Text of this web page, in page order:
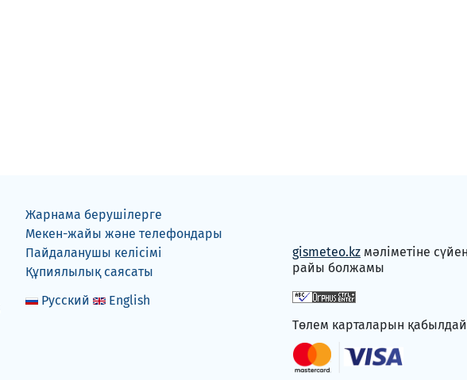
Жарнама берушілерге
Мекен-жайы және телефондары
Пайдаланушы келісімі
Құпиялылық саясаты
Русский
English
gismeteo.kz мәліметіне
райы болжамы
Төлем карталарын